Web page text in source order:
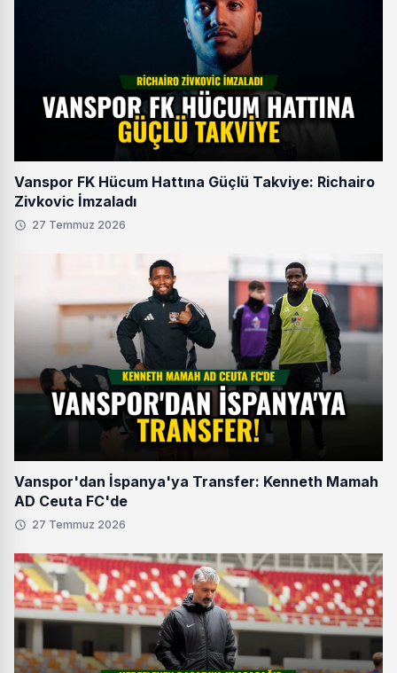
Vanspor FK Hücum Hattına Güçlü Takviye: Richairo
Zivkovic İmzaladı
27 Temmuz 2026
Vanspor'dan İspanya'ya Transfer: Kenneth Mamah
AD Ceuta FC'de
27 Temmuz 2026